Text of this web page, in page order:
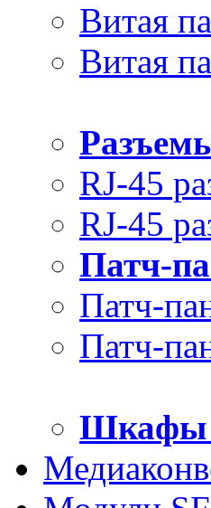
Витая
Витая
RJ-45
RJ-45
Патч-
Патч-
Патч-
Шкафы